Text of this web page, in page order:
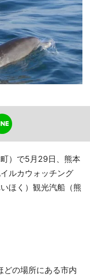
）で5月29日、熊本
ルカウォッチング
ほく）観光汽船（熊
の場所にある市内